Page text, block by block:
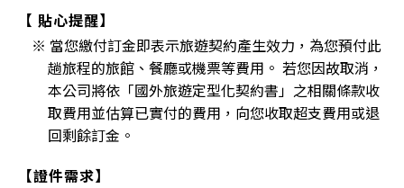
【 貼心提醒】
※ 當您繳付訂金即表示旅遊契約產生效力，為您預付此
趟旅程的旅館、餐廳或機票等費用。 若您因故取消，
本公司將依「國外旅遊定型化契約書」之相關條款收
取費用並估算已實付的費用，向您收取超支費用或退
回剩餘訂金。
【證件需求】